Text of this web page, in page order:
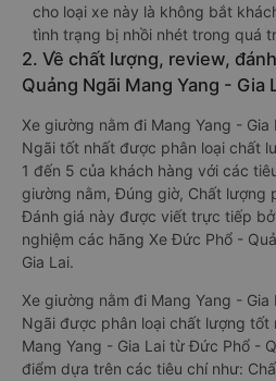
cho loại xe này là không bắt
tình trạng bị nhồi nhét trong quá
2. Về chất lượng, review,
Quảng Ngãi Mang Yang - Gia
Xe giường nằm đi Mang Yang -
Ngãi tốt nhất được phân loại chất
1 đến 5 của khách hàng với các
giường nằm, Đúng giờ, Chất lượng
Đánh giá này được viết trực tiếp
nghiệm các hãng Xe Đức Phổ -
Gia Lai.
Xe giường nằm đi Mang Yang -
Ngãi được phân loại chất lượng
Mang Yang - Gia Lai từ Đức Phổ -
điểm dựa trên các tiêu chí như: